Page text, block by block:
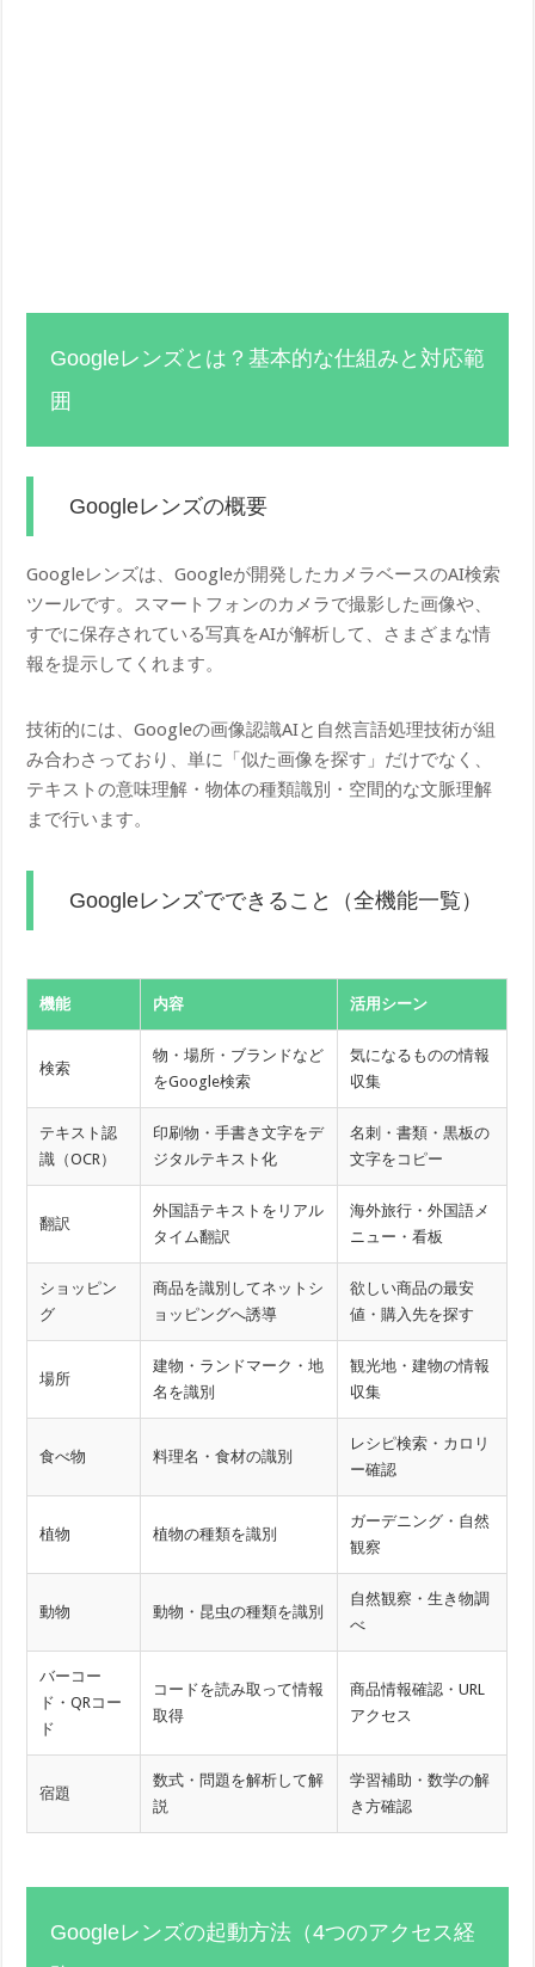
Googleレンズとは？基本的な仕組みと対応範
囲
Googleレンズの概要
Googleレンズは、Googleが開発したカメラベースのAI検索
ツールです。スマートフォンのカメラで撮影した画像や、
すでに保存されている写真をAIが解析して、さまざまな情
報を提示してくれます。
技術的には、Googleの画像認識AIと自然言語処理技術が組
み合わさっており、単に「似た画像を探す」だけでなく、
テキストの意味理解・物体の種類識別・空間的な文脈理解
まで行います。
Googleレンズでできること（全機能一覧）
機能 内容 活用シーン
検索
物・場所・ブランドなど
をGoogle検索
気になるものの情報
収集
テキスト認
識（OCR）
印刷物・手書き文字をデ
ジタルテキスト化
名刺・書類・黒板の
文字をコピー
翻訳
外国語テキストをリアル
タイム翻訳
海外旅行・外国語メ
ニュー・看板
ショッピン
グ
商品を識別してネットシ
ョッピングへ誘導
欲しい商品の最安
値・購入先を探す
場所
建物・ランドマーク・地
名を識別
観光地・建物の情報
収集
食べ物 料理名・食材の識別
レシピ検索・カロリ
ー確認
植物 植物の種類を識別
ガーデニング・自然
観察
動物 動物・昆虫の種類を識別
自然観察・生き物調
べ
バーコー
ド・QRコー
ド
コードを読み取って情報
取得
商品情報確認・URL
アクセス
宿題
数式・問題を解析して解
説
学習補助・数学の解
き方確認
Googleレンズの起動方法（4つのアクセス経